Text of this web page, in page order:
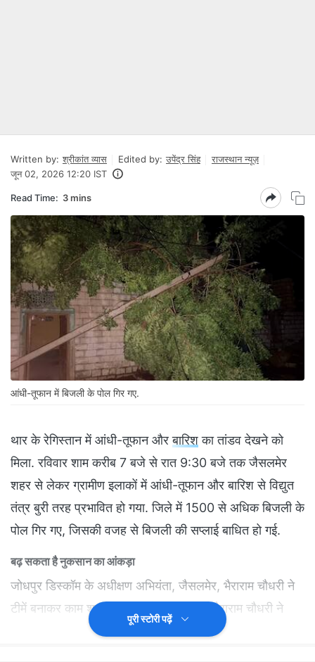
Written by: श्रीकांत व्यास Edited by: उपेंद्र सिंह
राजस्थान न्यूज़
जून 02, 2026 12:20 IST
Read Time: 3 mins
आंधी-तूफान में बिजली के पोल गिर गए.
थार के रेगिस्तान में आंधी-तूफान औरबारिशका तांडव देखने को
म‍िला. रविवार शाम करीब 7 बजे से रात 9:30 बजे तक जैसलमेर
शहर से लेकर ग्रामीण इलाकों में आंधी-तूफान और बारिश से विद्युत
तंत्र बुरी तरह प्रभावित हो गया. जिले में 1500 से अधिक ब‍िजली के
पोल गिर गए, ज‍िसकी वजह से ब‍िजली की सप्‍लाई बाध‍ित हो गई.
बढ़ सकता है नुकसान का आंकड़ा
जोधपुर डिस्कॉम के अधीक्षण अभियंता, जैसलमेर, भैराराम चौधरी ने
टीमें बनाकर काम शुरू कर दिया है. NDTV से भैराराम चौधरी ने
बताया कि आंधी-तूफान के कारण जिले भर में करीब 1500 बिजली
पूरी स्टोरी पढ़ें